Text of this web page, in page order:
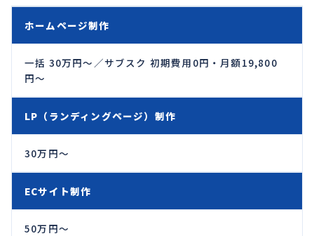
ホームページ制作
一括 30万円〜／サブスク 初期費用0円・月額19,800
円〜
LP（ランディングページ）制作
30万円〜
ECサイト制作
50万円〜